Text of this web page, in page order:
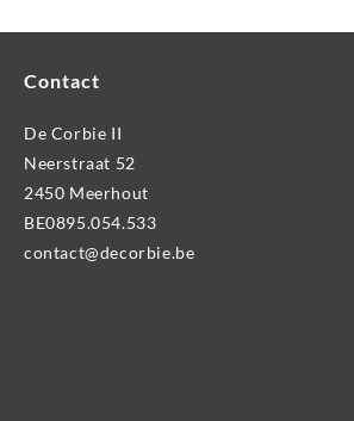
Contact
De Corbie II
Neerstraat 52
2450 Meerhout
BE0895.054.533
contact@decorbie.be